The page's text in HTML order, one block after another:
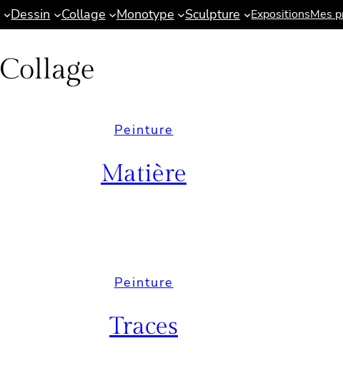
Dessin Collage Monotype Sculpture ExpositionsMes
Collage
Peinture
Matière
Peinture
Traces